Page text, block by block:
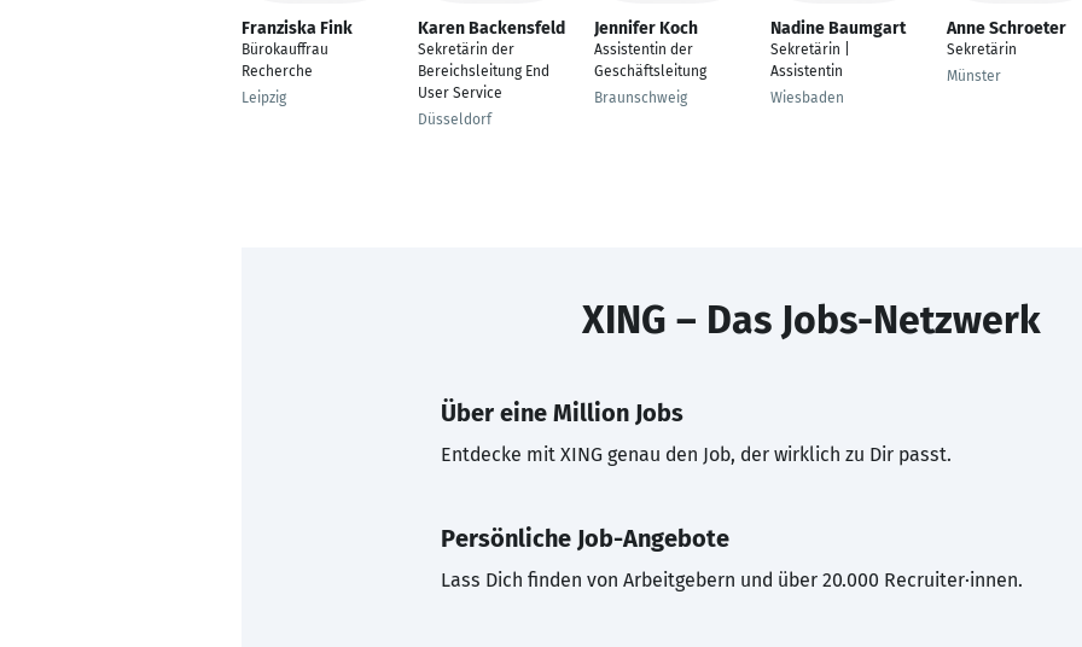
Franziska Fink
Bürokauffrau
Recherche
Leipzig
Karen Backensfeld
Sekretärin der
Bereichsleitung End
User Service
Düsseldorf
Jennifer Koch
Assistentin der
Geschäftsleitung
Braunschweig
Nadine Baumgart
Sekretärin |
Assistentin
Wiesbaden
Anne Schroeter
Sekretärin
Münster
XING – Das Jobs-Netzwerk
Über eine Million Jobs
Entdecke mit XING genau den Job, der wirklich zu Dir passt.
Persönliche Job-Angebote
Lass Dich finden von Arbeitgebern und über 20.000 Recruiter·innen.